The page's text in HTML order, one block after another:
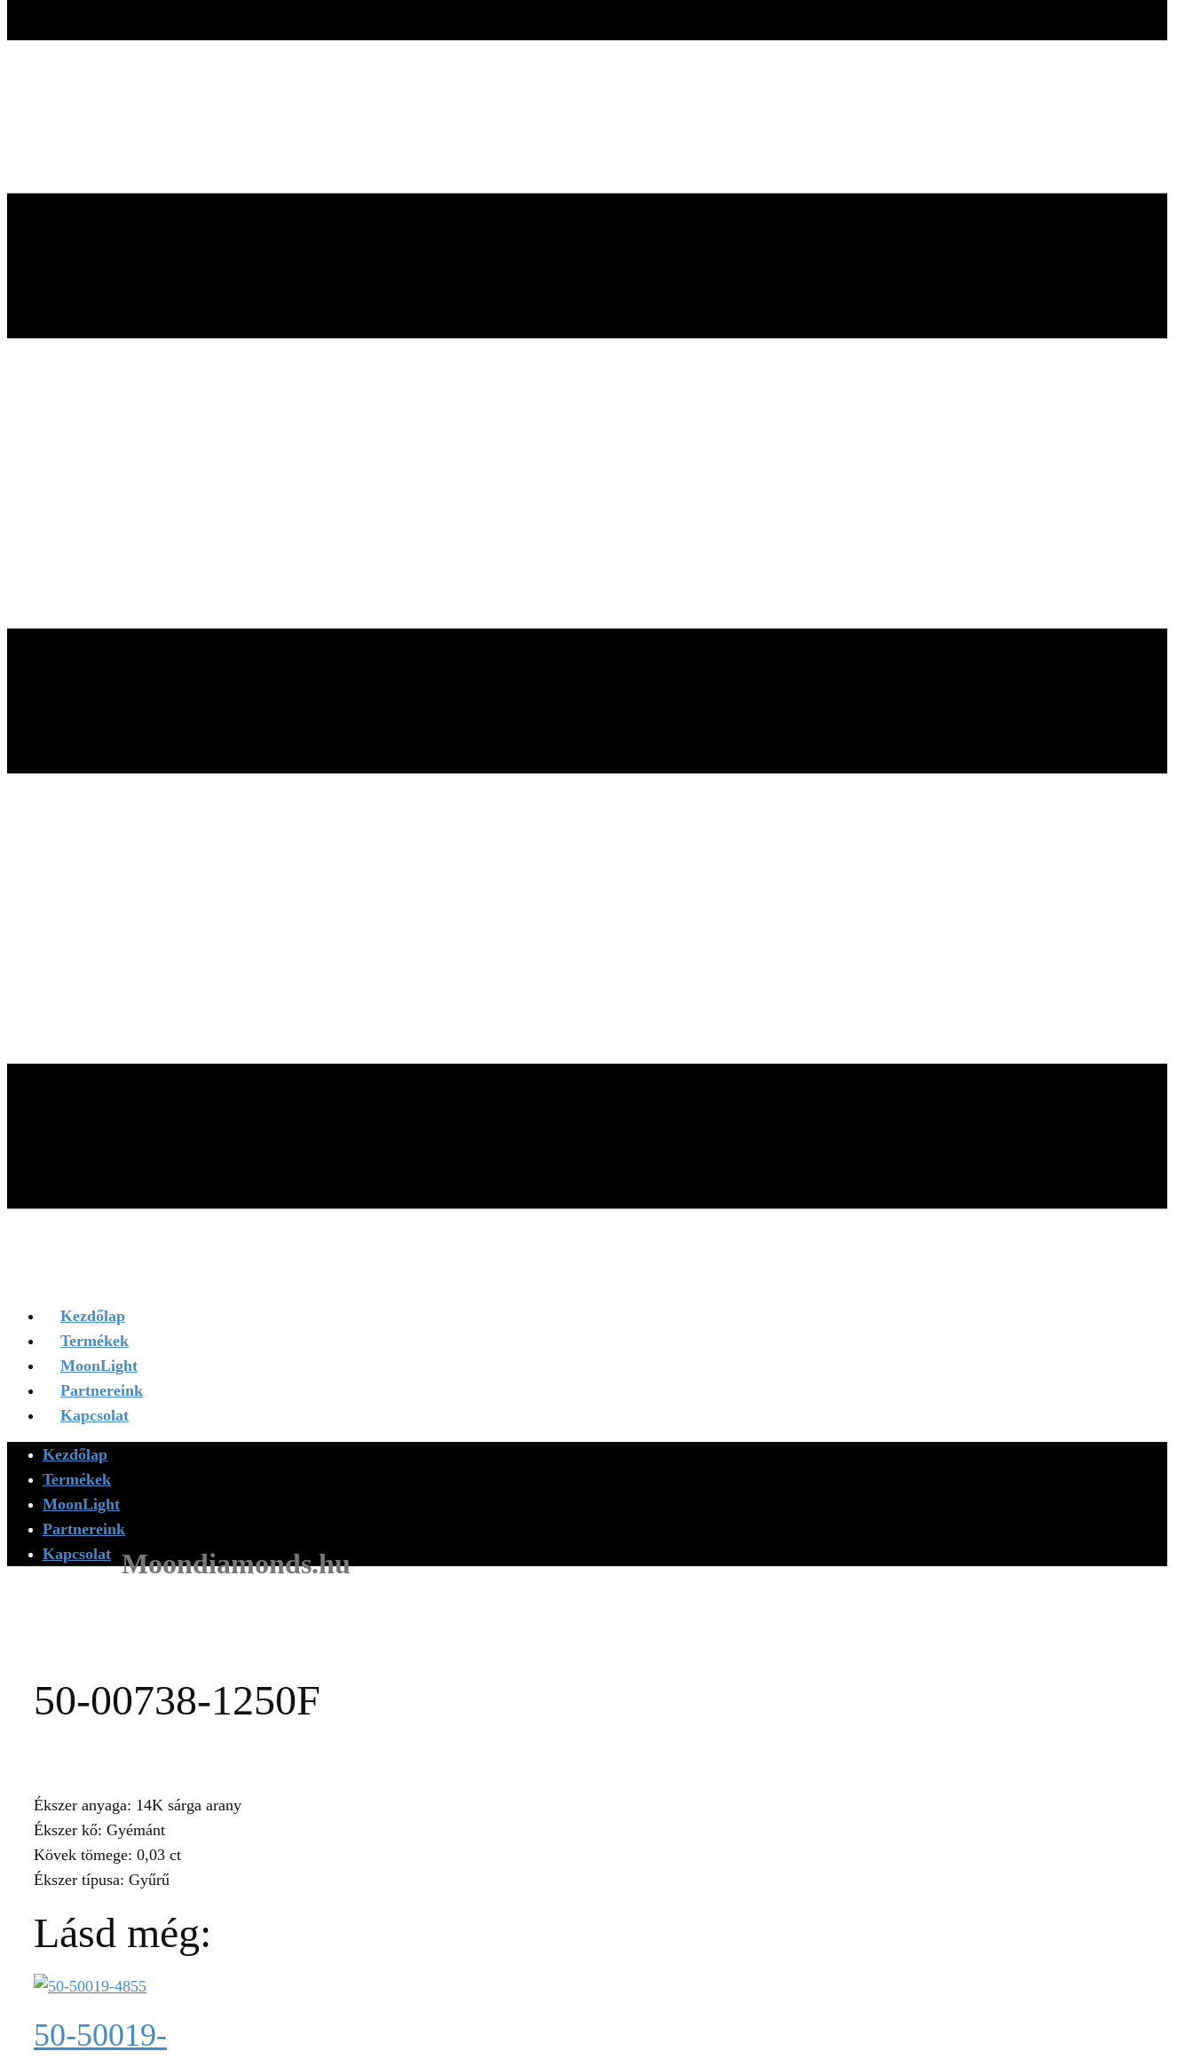
Kezdőlap
Termékek
MoonLight
Partnereink
Kapcsolat
Kezdőlap
Termékek
MoonLight
Partnereink
Kapcsolat Moondiamonds.hu
50-00738-1250F
Ékszer anyaga: 14K sárga arany
Ékszer kő: Gyémánt
Kövek tömege: 0,03 ct
Ékszer típusa: Gyűrű
Lásd még:
50-50019-